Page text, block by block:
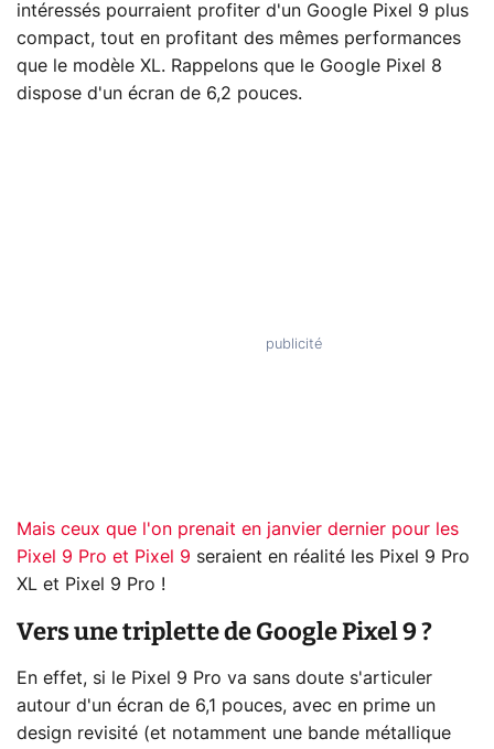
intéressés pourraient profiter d'un Google Pixel 9 plus
compact, tout en profitant des mêmes performances
que le modèle XL. Rappelons que le Google Pixel 8
dispose d'un écran de 6,2 pouces.
Mais ceux que l'on prenait en janvier dernier pour les
Pixel 9 Pro et Pixel 9 seraient en réalité les Pixel 9 Pro
XL et Pixel 9 Pro !
Vers une triplette de Google Pixel 9 ?
En effet, si le Pixel 9 Pro va sans doute s'articuler
autour d'un écran de 6,1 pouces, avec en prime un
design revisité (et notamment une bande métallique